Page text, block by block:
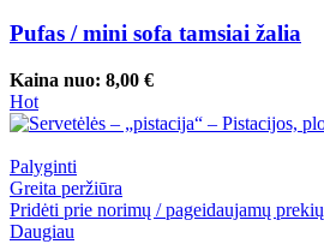
Pufas / mini sofa tamsiai žalia
Kaina nuo: 8,00 €
Hot
Palyginti
Greita peržiūra
Pridėti prie norimų / pageidaujamų prekių
Daugiau